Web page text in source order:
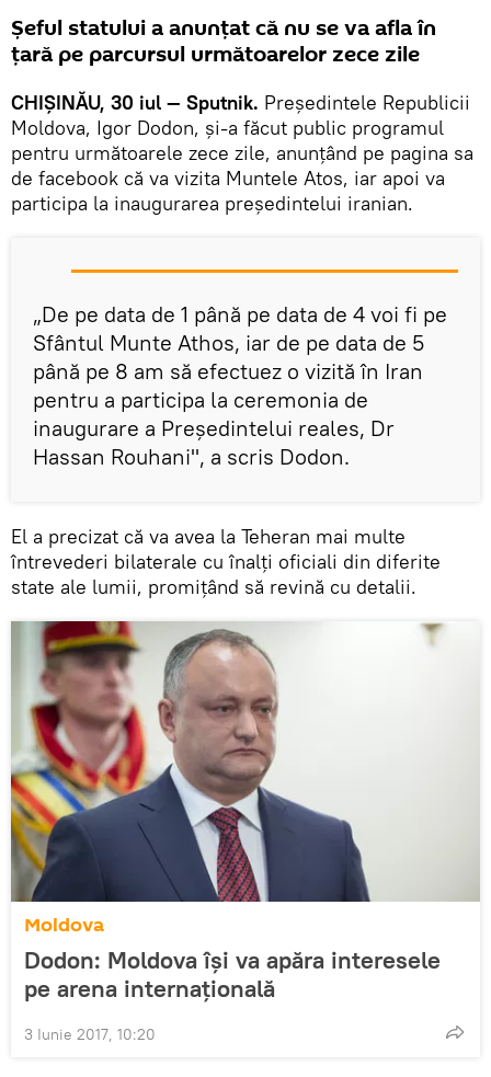
Şeful statului a anunţat că nu se va afla în
ţară pe parcursul următoarelor zece zile
CHIŞINĂU, 30 iul — Sputnik. Preşedintele Republicii
Moldova, Igor Dodon, şi-a făcut public programul
pentru următoarele zece zile, anunţând pe pagina sa
de facebook că va vizita Muntele Atos, iar apoi va
participa la inaugurarea preşedintelui iranian.
„De pe data de 1 până pe data de 4 voi fi pe
Sfântul Munte Athos, iar de pe data de 5
până pe 8 am să efectuez o vizită în Iran
pentru a participa la ceremonia de
inaugurare a Președintelui reales, Dr
Hassan Rouhani", a scris Dodon.
El a precizat că va avea la Teheran mai multe
întrevederi bilaterale cu înalți oficiali din diferite
state ale lumii, promiţând să revină cu detalii.
Moldova
Dodon: Moldova își va apăra interesele
pe arena internațională
3 Iunie 2017, 10:20